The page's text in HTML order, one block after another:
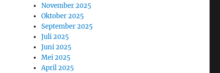
November 2025
Oktober 2025
September 2025
Juli 2025
Juni 2025
Mei 2025
April 2025